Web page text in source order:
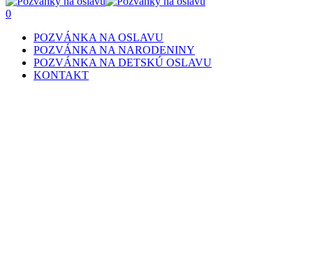
0
POZVÁNKA NA OSLAVU
POZVÁNKA NA NARODENINY
POZVÁNKA NA DETSKÚ OSLAVU
KONTAKT